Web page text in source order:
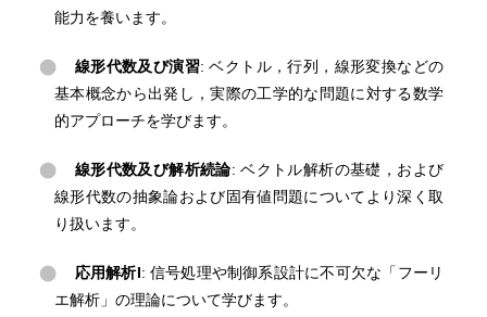
能力を養います。
線形代数及び演習: ベクトル，行列，線形変換などの
基本概念から出発し，実際の工学的な問題に対する数学
的アプローチを学びます。
線形代数及び解析続論: ベクトル解析の基礎，および
線形代数の抽象論および固有値問題についてより深く取
り扱います。
応用解析I: 信号処理や制御系設計に不可欠な「フーリ
エ解析」の理論について学びます。